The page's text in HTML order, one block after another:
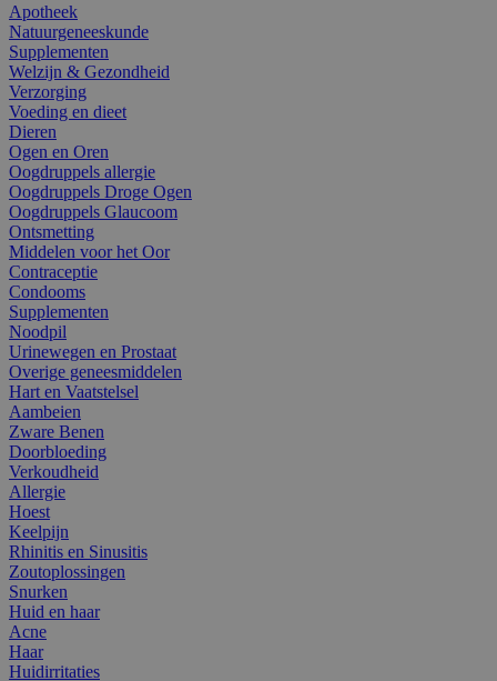
Apotheek
Natuurgeneeskunde
Supplementen
Welzijn & Gezondheid
Verzorging
Voeding en dieet
Dieren
Ogen en Oren
Oogdruppels allergie
Oogdruppels Droge Ogen
Oogdruppels Glaucoom
Ontsmetting
Middelen voor het Oor
Contraceptie
Condooms
Supplementen
Noodpil
Urinewegen en Prostaat
Overige geneesmiddelen
Hart en Vaatstelsel
Aambeien
Zware Benen
Doorbloeding
Verkoudheid
Allergie
Hoest
Keelpijn
Rhinitis en Sinusitis
Zoutoplossingen
Snurken
Huid en haar
Acne
Haar
Huidirritaties